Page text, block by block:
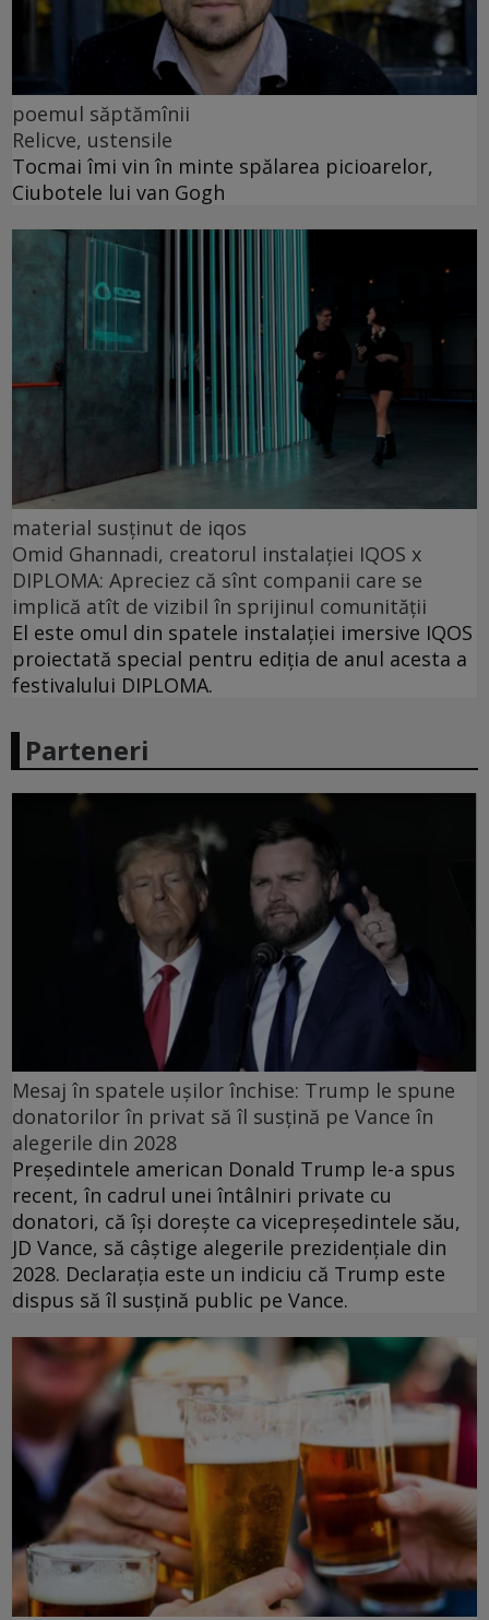
poemul săptămînii
Relicve, ustensile
Tocmai îmi vin în minte spălarea picioarelor,
Ciubotele lui van Gogh
material susținut de iqos
Omid Ghannadi, creatorul instalației IQOS x
DIPLOMA: Apreciez că sînt companii care se
implică atît de vizibil în sprijinul comunității
El este omul din spatele instalației imersive IQOS
proiectată special pentru ediția de anul acesta a
festivalului DIPLOMA.
Parteneri
Mesaj în spatele ușilor închise: Trump le spune
donatorilor în privat să îl susțină pe Vance în
alegerile din 2028
Președintele american Donald Trump le-a spus
recent, în cadrul unei întâlniri private cu
donatori, că își dorește ca vicepreședintele său,
JD Vance, să câștige alegerile prezidențiale din
2028. Declarația este un indiciu că Trump este
dispus să îl susțină public pe Vance.